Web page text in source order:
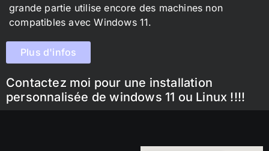
grande partie utilise encore des machines non
compatibles avec Windows 11.
Plus d'infos
Contactez moi pour une installation
personnalisée de windows 11 ou Linux !!!!